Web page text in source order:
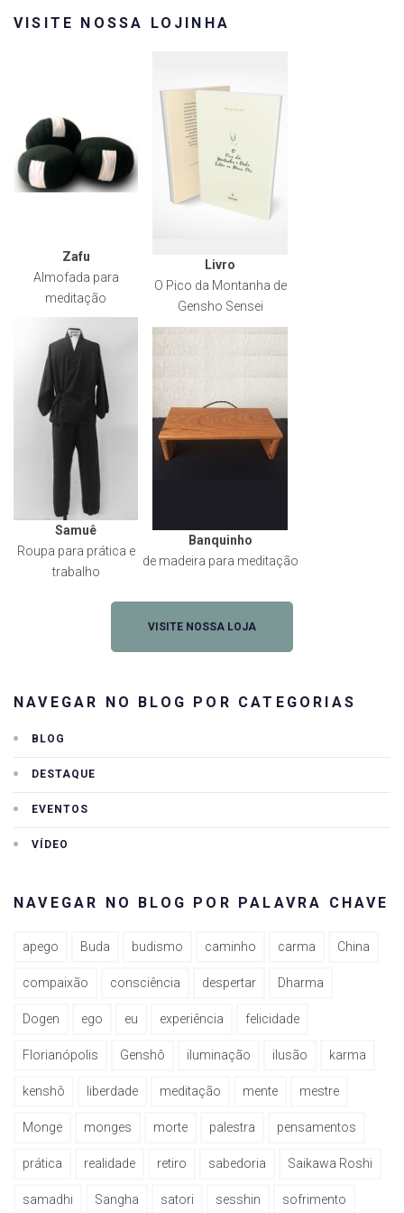
VISITE NOSSA LOJINHA
Zafu
Almofada para
meditação
Livro
O Pico da Montanha de
Gensho Sensei
Samuê
Roupa para prática e
trabalho
Banquinho
de madeira para meditação
VISITE NOSSA LOJA
NAVEGAR NO BLOG POR CATEGORIAS
BLOG
DESTAQUE
EVENTOS
VÍDEO
NAVEGAR NO BLOG POR PALAVRA CHAVE
apego Buda budismo caminho carma China
compaixão consciência despertar Dharma
Dogen ego eu experiência felicidade
Florianópolis Genshô iluminação ilusão karma
kenshô liberdade meditação mente mestre
Monge monges morte palestra pensamentos
prática realidade retiro sabedoria Saikawa Roshi
samadhi Sangha satori sesshin sofrimento